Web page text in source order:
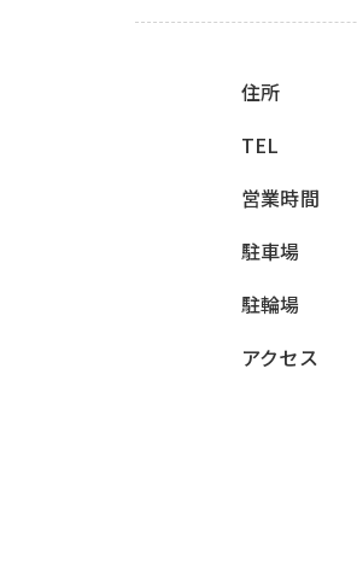
住所
TEL
営業時間
駐車場
駐輪場
アクセス